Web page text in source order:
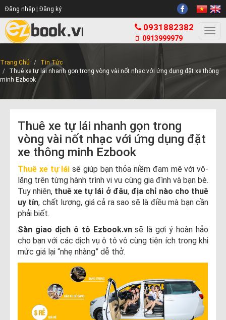
Đăng nhập | Đăng ký
0931882382
0913999979
Trang Chủ
Tin Tức
Thuê xe tự lái nhanh gọn trong vòng vài nốt nhạc với ứng dụng đặt xe thông
minh Ezbook
Thuê xe tự lái nhanh gọn trong
vòng vài nốt nhạc với ứng dụng đặt
xe thông minh Ezbook
Thuê xe tự lái sẽ giúp bạn thỏa niềm đam mê với vô-
lăng trên từng hành trình vi vu cùng gia đình và bạn bè.
Tuy nhiên, thuê xe tự lái ở đâu, địa chỉ nào cho thuê
uy tín, chất lượng, giá cả ra sao sẽ là điều mà bạn cần
phải biết.
Sàn giao dịch ô tô Ezbook.vnsẽ là gợi ý hoàn hảo
cho bạn với các dịch vụ ô tô vô cùng tiện ích trong khi
mức giá lại “nhẹ nhàng” dễ thở.